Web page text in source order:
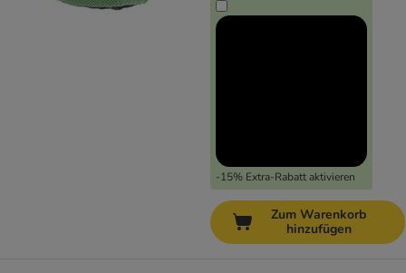
-15% Extra-Rabatt aktivieren
Zum Warenkorb
hinzufügen